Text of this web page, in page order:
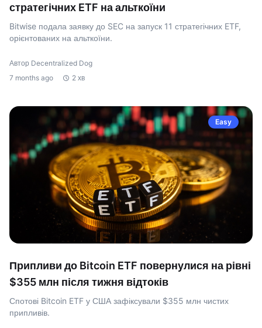
стратегічних ETF на альткоїни
Bitwise подала заявку до SEC на запуск 11 стратегічних ETF,
орієнтованих на альткоїни.
Автор Decentralized Dog
7 months ago
2 хв
Easy
Припливи до Bitcoin ETF повернулися на рівні
$355 млн після тижня відтоків
Спотові Bitcoin ETF у США зафіксували $355 млн чистих
припливів.